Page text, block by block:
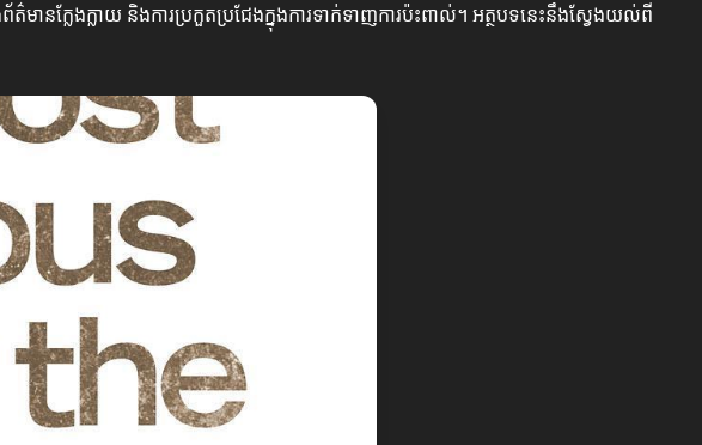
នក្លែងក្លាយ និងការប្រកួតប្រជែងក្នុងការទាក់ទាញការប៉ះពាល់។ អត្ថបទនេះនឹងស្វែងយល់ពី